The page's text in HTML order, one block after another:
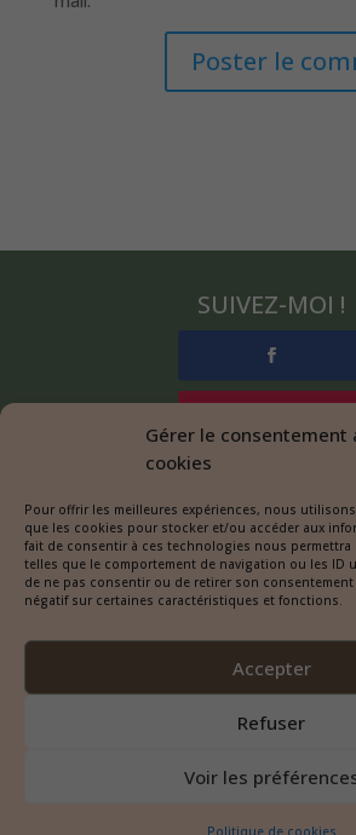
Gérer le consentement
cookies
Pour offrir les meilleures expériences, nous
que les cookies pour stocker et/ou accéder aux
fait de consentir à ces technologies nous permettra
telles que le comportement de navigation ou les ID
de ne pas consentir ou de retirer son
négatif sur certaines caractéristiques et fonctions.
Accepter
Refuser
Voir les
Politique de cookies
SUIVEZ-MOI !
MES
Politique de
Politique de cookies